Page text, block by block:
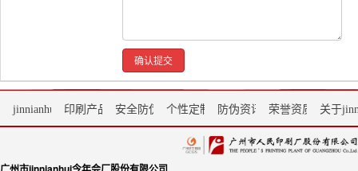
确认提交
jinnianhui今年会首页
印刷产品 安全防伪服务个性定制 防伪资讯 荣誉资质 关于